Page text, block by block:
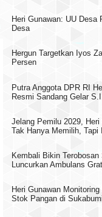
Heri Gunawan: UU Desa
Desa
Hergun Targetkan Iyos
Persen
Putra Anggota DPR RI
Resmi Sandang Gelar
Jelang Pemilu 2029,
Tak Hanya Memilih, Tapi
Kembali Bikin
Luncurkan Ambulans
Heri Gunawan
Stok Pangan di Sukabumi